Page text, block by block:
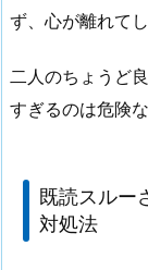
ず、心が離れて
二人のちょうど
すぎるのは危険
既読スルー
対処法